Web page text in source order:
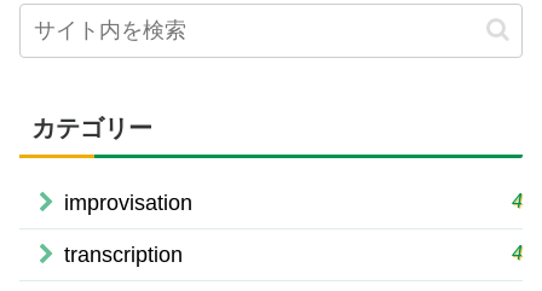
カテゴリー
improvisation 4
transcription 4